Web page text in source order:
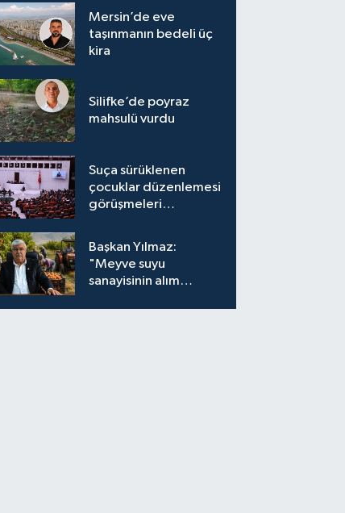
Mersin’de eve
taşınmanın bedeli üç
kira
Silifke’de poyraz
mahsulü vurdu
Suça sürüklenen
çocuklar düzenlemesi
görüşmeleri
Başkan Yılmaz:
"Meyve suyu
sanayisinin alım